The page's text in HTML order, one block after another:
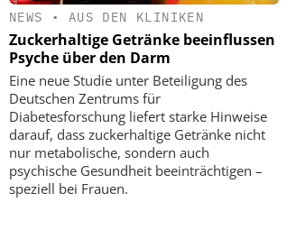
NEWS • AUS DEN KLINIKEN
Zuckerhaltige Getränke beeinflussen
Psyche über den Darm
Eine neue Studie unter Beteiligung des
Deutschen Zentrums für
Diabetesforschung liefert starke Hinweise
darauf, dass zuckerhaltige Getränke nicht
nur metabolische, sondern auch
psychische Gesundheit beeinträchtigen –
speziell bei Frauen.